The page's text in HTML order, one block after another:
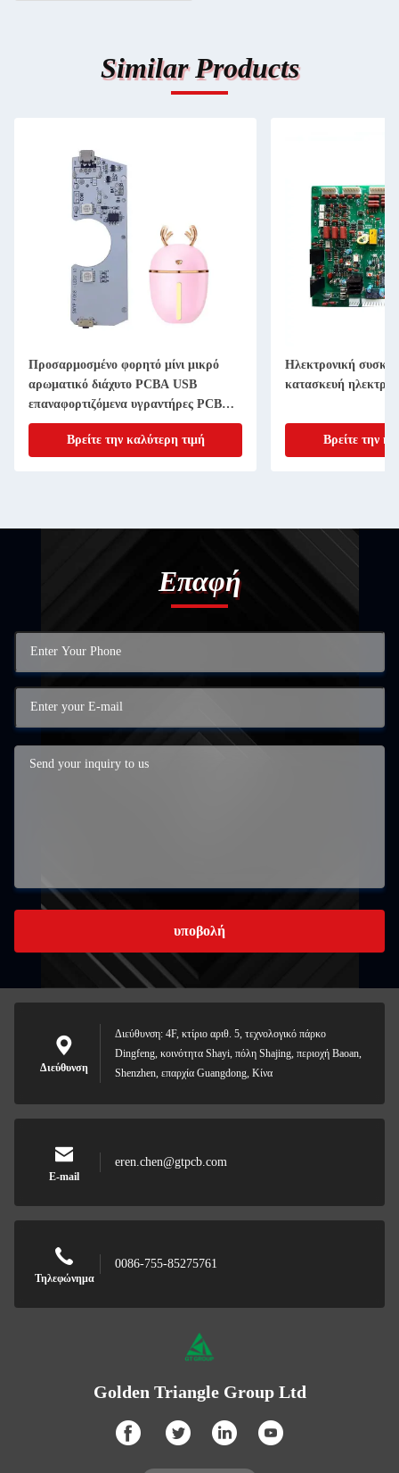
Similar Products
Προσαρμοσμένο φορητό μίνι μικρό
αρωματικό διάχυτο PCBA USB
επαναφορτιζόμενα υγραντήρες PCB
Τυποποιημένο κύκλωμα
Βρείτε την καλύτερη τιμή
Ηλεκτρονική
κατασκευή
Βρείτε την
Επαφή
υποβολή
Διεύθυνση
Διεύθυνση: 4F, κτίριο αριθ. 5, τεχνολογικό πάρκο
Dingfeng, κοινότητα Shayi, πόλη Shajing, περιοχή Baoan,
Shenzhen, επαρχία Guangdong, Κίνα
E-mail
eren.chen@gtpcb.com
Τηλεφώνημα
0086-755-85275761
Golden Triangle Group Ltd